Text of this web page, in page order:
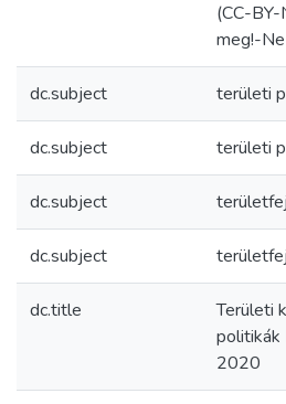
(CC-
meg!-
dc.subject területi
dc.subject területi
dc.subject
dc.subject
dc.title
Területi
politikák
2020